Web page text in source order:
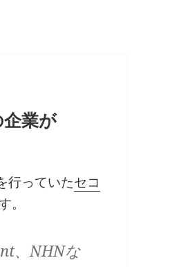
業が
行っていたセコ
、NHNな